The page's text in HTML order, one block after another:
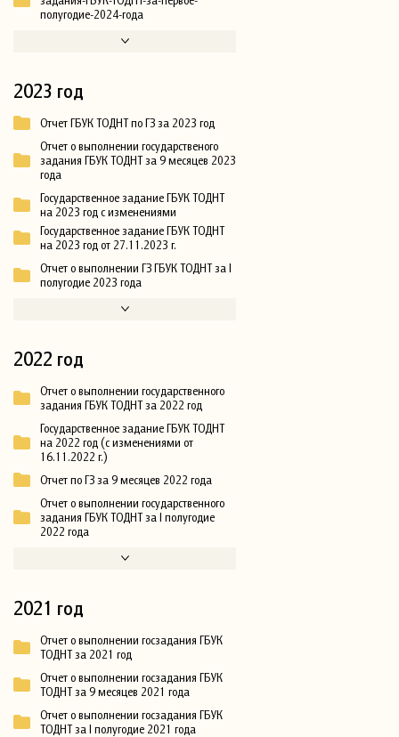
полугодие-2024-года
2023 год
Отчет ГБУК ТОДНТ по ГЗ за 2023 год
Отчет о выполнении государственого
задания ГБУК ТОДНТ за 9 месяцев 2023
года
Государственное задание ГБУК ТОДНТ
на 2023 год с изменениями
Государственное задание ГБУК ТОДНТ
на 2023 год от 27.11.2023 г.
Отчет о выполнении ГЗ ГБУК ТОДНТ за I
полугодие 2023 года
2022 год
Отчет о выполнении государственного
задания ГБУК ТОДНТ за 2022 год
Государственное задание ГБУК ТОДНТ
на 2022 год (с изменениями от
16.11.2022 г.)
Отчет по ГЗ за 9 месяцев 2022 года
Отчет о выполнении государственного
задания ГБУК ТОДНТ за I полугодие
2022 года
2021 год
Отчет о выполнении госзадания ГБУК
ТОДНТ за 2021 год
Отчет о выполнении госзадания ГБУК
ТОДНТ за 9 месяцев 2021 года
Отчет о выполнении госзадания ГБУК
ТОДНТ за I полугодие 2021 года